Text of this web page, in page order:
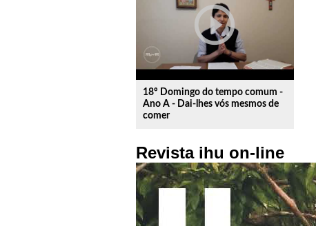
play_circle_outline
18º Domingo do tempo comum -
Ano A - Dai-lhes vós mesmos de
comer
Revista ihu on-line